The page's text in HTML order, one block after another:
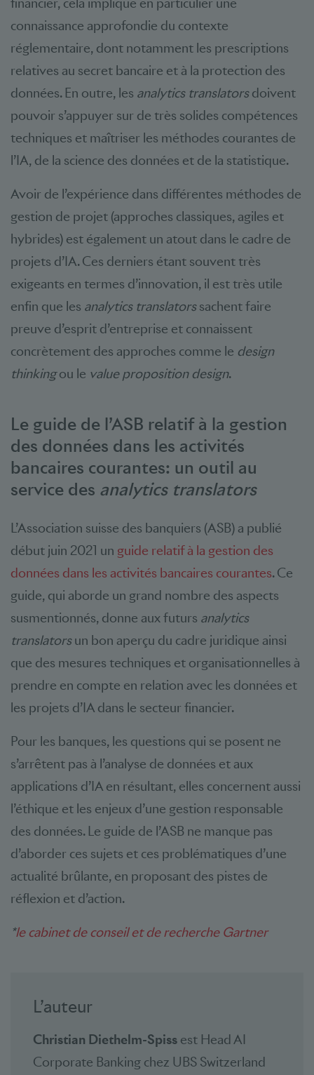
connaissance approfondie du contexte
réglementaire, dont notamment les prescriptions
relatives au secret bancaire et à la protection des
données. En outre, les analytics translatorsdoivent
pouvoir s’appuyer sur de très solides compétences
techniques et maîtriser les méthodes courantes de
l’IA, de la science des données et de la statistique.
Avoir de l’expérience dans différentes méthodes de
gestion de projet (approches classiques, agiles et
hybrides) est également un atout dans le cadre de
projets d’IA. Ces derniers étant souvent très
exigeants en termes d’innovation, il est très utile
enfin que les analytics translatorssachent faire
preuve d’esprit d’entreprise et connaissent
concrètement des approches comme le design
thinkingou le value proposition design.
Le guide de l’ASB relatif à la gestion
des données dans les activités
bancaires courantes: un outil au
service des analytics translators
L’Association suisse des banquiers (ASB) a publié
début juin 2021 un guide relatif à la gestion des
données dans les activités bancaires courantes. Ce
guide, qui aborde un grand nombre des aspects
susmentionnés, donne aux futurs analytics
translatorsun bon aperçu du cadre juridique ainsi
que des mesures techniques et organisationnelles à
prendre en compte en relation avec les données et
les projets d’IA dans le secteur financier.
Pour les banques, les questions qui se posent ne
s’arrêtent pas à l’analyse de données et aux
applications d’IA en résultant, elles concernent aussi
l’éthique et les enjeux d’une gestion responsable
des données. Le guide de l’ASB ne manque pas
d’aborder ces sujets et ces problématiques d’une
actualité brûlante, en proposant des pistes de
réflexion et d’action.
*le cabinet de conseil et de recherche Gartner
L’auteur
Christian Diethelm-Spiss est Head AI
Corporate Banking chez UBS Switzerland